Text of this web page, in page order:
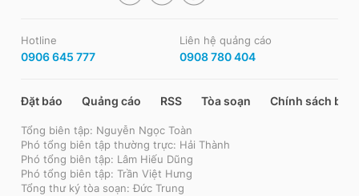
Hotline
0906 645 777
Liên hệ quảng cáo
0908 780 404
Đặt báo Quảng cáo RSS Tòa soạn Chính sách bảo
Tổng biên tập: Nguyễn Ngọc Toàn
Phó tổng biên tập thường trực: Hải Thành
Phó tổng biên tập: Lâm Hiếu Dũng
Phó tổng biên tập: Trần Việt Hưng
Tổng thư ký tòa soạn: Đức Trung